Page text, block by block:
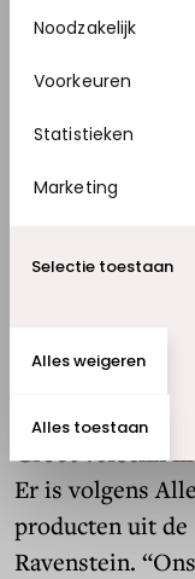
Toestemmingsselectie
Noodzakelijk
Voorkeuren
Statistieken
Marketing
Alles toestaan
Selectie toestaan
Alles weigeren
Fotografie: Wijnand van Till.
Groot verschil
Er is volgens
producten uit de
Ravenstein.